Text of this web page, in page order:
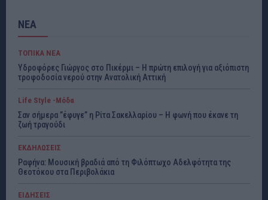
ΝΕΑ
ΤΟΠΙΚΑ ΝΕΑ
Υδροφόρες Γιώργος στο Πικέρμι – Η πρώτη επιλογή για αξιόπιστη
τροφοδοσία νερού στην Ανατολική Αττική
Life Style -Μόδα
Σαν σήμερα ”έφυγε” η Ρίτα Σακελλαρίου – Η φωνή που έκανε τη
ζωή τραγούδι
ΕΚΔΗΛΩΣΕΙΣ
Ραφήνα: Μουσική βραδιά από τη Φιλόπτωχο Αδελφότητα της
Θεοτόκου στα Περιβολάκια
ΕΙΔΗΣΕΙΣ